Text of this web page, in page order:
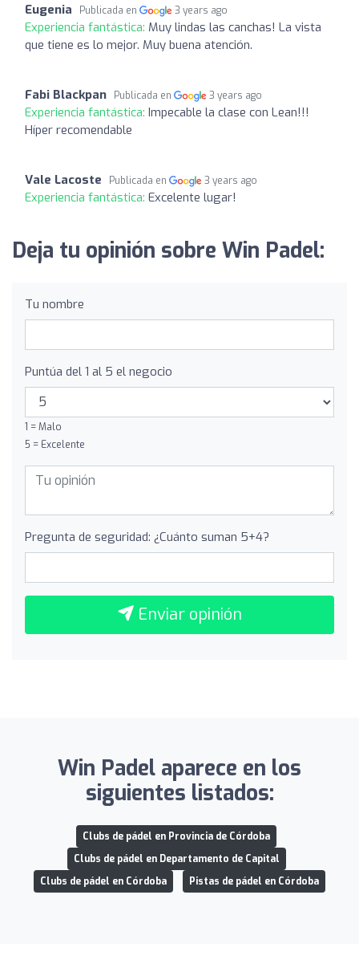
Eugenia Publicada en 3 years ago
Experiencia fantástica: Muy lindas las canchas! La vista
que tiene es lo mejor. Muy buena atención.
Fabi Blackpan Publicada en 3 years ago
Experiencia fantástica: Impecable la clase con Lean!!!
Híper recomendable
Vale Lacoste Publicada en 3 years ago
Experiencia fantástica: Excelente lugar!
Deja tu opinión sobre Win Padel:
Tu nombre
Puntúa del 1 al 5 el negocio
1 = Malo
5 = Excelente
Pregunta de seguridad: ¿Cuánto suman 5+4?
Enviar opinión
Win Padel aparece en los
siguientes listados:
Clubs de pádel en Provincia de Córdoba
Clubs de pádel en Departamento de Capital
Clubs de pádel en Córdoba
Pistas de pádel en Córdoba